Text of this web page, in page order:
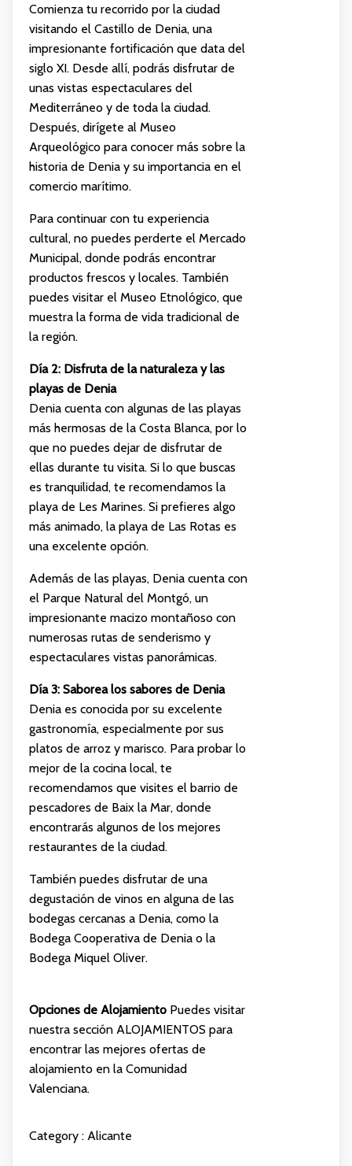
Comienza tu recorrido por la ciudad
visitando el Castillo de Denia, una
impresionante fortificación que data del
siglo XI. Desde allí, podrás disfrutar de
unas vistas espectaculares del
Mediterráneo y de toda la ciudad.
Después, dirígete al Museo
Arqueológico para conocer más sobre la
historia de Denia y su importancia en el
comercio marítimo.
Para continuar con tu experiencia
cultural, no puedes perderte el Mercado
Municipal, donde podrás encontrar
productos frescos y locales. También
puedes visitar el Museo Etnológico, que
muestra la forma de vida tradicional de
la región.
Día 2: Disfruta de la naturaleza y las
playas de Denia
Denia cuenta con algunas de las playas
más hermosas de la Costa Blanca, por lo
que no puedes dejar de disfrutar de
ellas durante tu visita. Si lo que buscas
es tranquilidad, te recomendamos la
playa de Les Marines. Si prefieres algo
más animado, la playa de Las Rotas es
una excelente opción.
Además de las playas, Denia cuenta con
el Parque Natural del Montgó, un
impresionante macizo montañoso con
numerosas rutas de senderismo y
espectaculares vistas panorámicas.
Día 3: Saborea los sabores de Denia
Denia es conocida por su excelente
gastronomía, especialmente por sus
platos de arroz y marisco. Para probar lo
mejor de la cocina local, te
recomendamos que visites el barrio de
pescadores de Baix la Mar, donde
encontrarás algunos de los mejores
restaurantes de la ciudad.
También puedes disfrutar de una
degustación de vinos en alguna de las
bodegas cercanas a Denia, como la
Bodega Cooperativa de Denia o la
Bodega Miquel Oliver.
Opciones de AlojamientoPuedes visitar
nuestra sección ALOJAMIENTOS para
encontrar las mejores ofertas de
alojamiento en la Comunidad
Valenciana.
Category : Alicante